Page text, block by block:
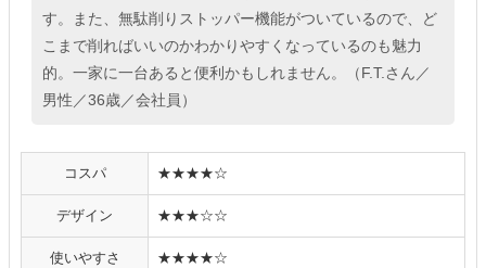
す。また、無駄削りストッパー機能がついているので、ど
こまで削ればいいのかわかりやすくなっているのも魅力
的。一家に一台あると便利かもしれません。（F.T.さん／
男性／36歳／会社員）
コスパ ★★★★☆
デザイン ★★★☆☆
使いやすさ ★★★★☆